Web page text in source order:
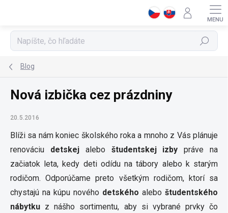
Hľadať
Blog
Nová izbička cez prázdniny
20.5.2016
Blíži sa nám koniec školského roka a mnoho z Vás plánuje
renováciu detskejalebo študentskej izby práve na
začiatok leta, kedy deti odídu na tábory alebo k starým
rodičom. Odporúčame preto všetkým rodičom, ktorí sa
chystajú na kúpu nového detského alebo študentského
nábytku z nášho sortimentu, aby si vybrané prvky čo